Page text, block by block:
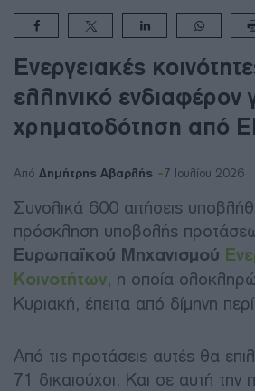
Ενεργειακές
ελληνικό ενδιαφέρον
χρηματοδότηση από
Από Δημήτρης Αβαρλής 7 Ιουλίου 2026
Συνολικά 600 αιτήσεις
πρόσκληση υποβολής
Ευρωπαϊκού Μηχανισμού
Κοινοτήτων, η οποία
Κυριακή, έπειτα από δίμηνη
Από τις προτάσεις αυτές θα
71 δικαιούχοι. Και σε αυτή την